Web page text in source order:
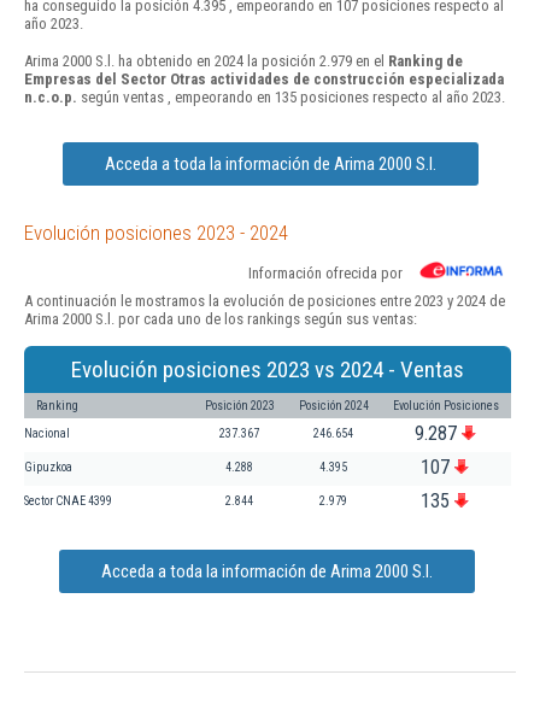
ha conseguido la posición 4.395 , empeorando en 107 posiciones respecto al
año 2023.
Arima 2000 S.l. ha obtenido en 2024 la posición 2.979 en el Ranking de
Empresas del Sector Otras actividades de construcción especializada
n.c.o.p. según ventas , empeorando en 135 posiciones respecto al año 2023.
Acceda a toda la información de Arima 2000 S.l.
Evolución posiciones 2023 - 2024
Información ofrecida por
A continuación le mostramos la evolución de posiciones entre 2023 y 2024 de
Arima 2000 S.l. por cada uno de los rankings según sus ventas:
Evolución posiciones 2023 vs 2024 - Ventas
Ranking Posición 2023 Posición 2024 Evolución Posiciones
Nacional 237.367 246.654 9.287
Gipuzkoa 4.288 4.395 107
Sector CNAE 4399 2.844 2.979 135
Acceda a toda la información de Arima 2000 S.l.